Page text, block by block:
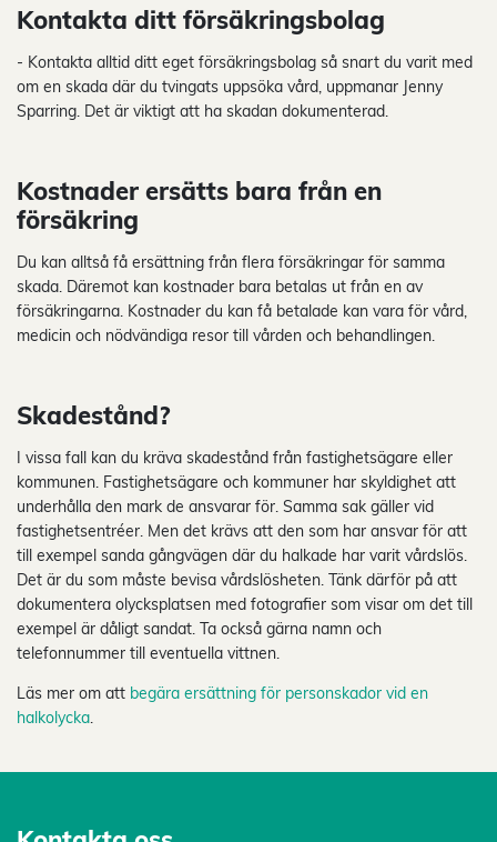
Kontakta ditt försäkringsbolag
- Kontakta alltid ditt eget försäkringsbolag så snart du varit med
om en skada där du tvingats uppsöka vård, uppmanar Jenny
Sparring. Det är viktigt att ha skadan dokumenterad.
Kostnader ersätts bara från en
försäkring
Du kan alltså få ersättning från flera försäkringar för samma
skada. Däremot kan kostnader bara betalas ut från en av
försäkringarna. Kostnader du kan få betalade kan vara för vård,
medicin och nödvändiga resor till vården och behandlingen.
Skadestånd?
I vissa fall kan du kräva skadestånd från fastighetsägare eller
kommunen. Fastighetsägare och kommuner har skyldighet att
underhålla den mark de ansvarar för. Samma sak gäller vid
fastighetsentréer. Men det krävs att den som har ansvar för att
till exempel sanda gångvägen där du halkade har varit vårdslös.
Det är du som måste bevisa vårdslösheten. Tänk därför på att
dokumentera olycksplatsen med fotografier som visar om det till
exempel är dåligt sandat. Ta också gärna namn och
telefonnummer till eventuella vittnen.
Läs mer om att begära ersättning för personskador vid en
halkolycka.